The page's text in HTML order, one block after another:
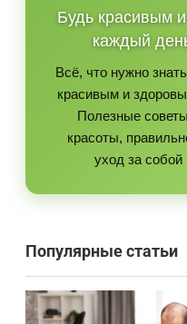
Будь красивым
каждый
Всё, что нужно
красивым и
Полезные
красоты,
уход за
Популярные статьи